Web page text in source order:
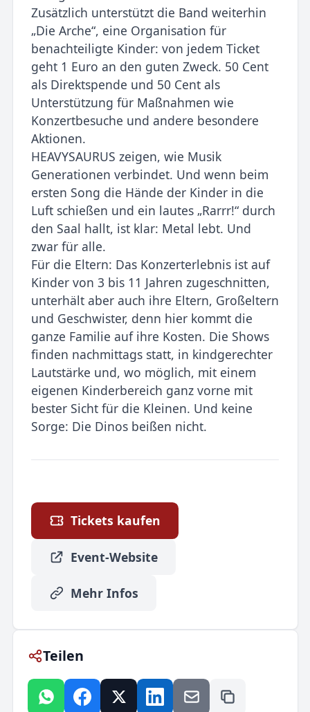
Zusätzlich unterstützt die Band weiterhin
„Die Arche“, eine Organisation für
benachteiligte Kinder: von jedem Ticket
geht 1 Euro an den guten Zweck. 50 Cent
als Direktspende und 50 Cent als
Unterstützung für Maßnahmen wie
Konzertbesuche und andere besondere
Aktionen.
HEAVYSAURUS zeigen, wie Musik
Generationen verbindet. Und wenn beim
ersten Song die Hände der Kinder in die
Luft schießen und ein lautes „Rarrr!“ durch
den Saal hallt, ist klar: Metal lebt. Und
zwar für alle.
Für die Eltern: Das Konzerterlebnis ist auf
Kinder von 3 bis 11 Jahren zugeschnitten,
unterhält aber auch ihre Eltern, Großeltern
und Geschwister, denn hier kommt die
ganze Familie auf ihre Kosten. Die Shows
finden nachmittags statt, in kindgerechter
Lautstärke und, wo möglich, mit einem
eigenen Kinderbereich ganz vorne mit
bester Sicht für die Kleinen. Und keine
Sorge: Die Dinos beißen nicht.
Tickets kaufen
Event-Website
Mehr Infos
Teilen